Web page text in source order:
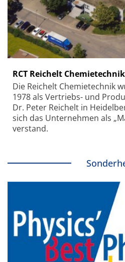
RCT Reichelt
Die Reichelt Chemietechnik
1978 als Vertriebs- und
Dr. Peter Reichelt in
sich das Unternehmen als
verstand.